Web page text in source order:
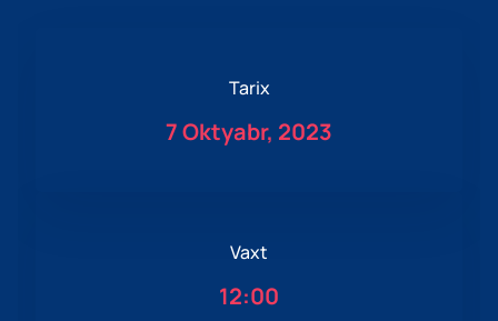
Tarix
7 Oktyabr, 2023
Vaxt
12:00